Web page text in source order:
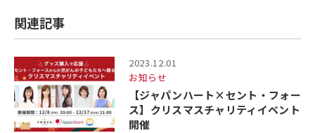
関連記事
2023.12.01
お知らせ
【ジャパンハート×セント・フォー
ス】クリスマスチャリティイベント
開催